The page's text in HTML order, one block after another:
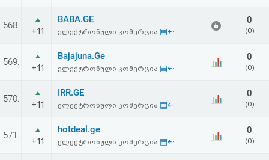
შეთანხმება
უარყოფა
568.
+11
BABA.GE
ელექტრონული კომერცია ▤⇠
0
(0)
569.
+11
Bajajuna.Ge
ელექტრონული კომერცია ▤⇠
0
(0)
570.
+11
IRR.GE
ელექტრონული კომერცია ▤⇠
0
(0)
571.
+11
hotdeal.ge
ელექტრონული კომერცია ▤⇠
0
(0)